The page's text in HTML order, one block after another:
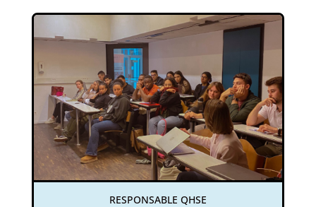
RESPONSABLE QHSE